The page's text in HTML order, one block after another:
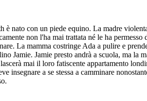
è nato con un piede equino. La madre
non l'ha mai trattata né le ha permesso
La mamma costringe Ada a pulire e
Jamie. Jamie presto andrà a scuola, ma la
mai il loro fatiscente appartamento
insegnare a se stessa a camminare